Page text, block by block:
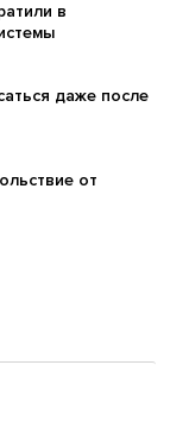
в
даже после
от